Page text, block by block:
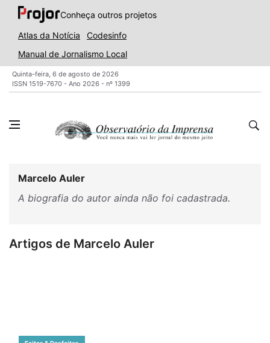
Conheça outros projetos
Atlas da Notícia
Codesinfo
Manual de Jornalismo Local
Quinta-feira, 6 de agosto de 2026
ISSN 1519-7670 - Ano 2026 - nº 1399
Marcelo Auler
A biografia do autor ainda não foi cadastrada.
Artigos de Marcelo Auler